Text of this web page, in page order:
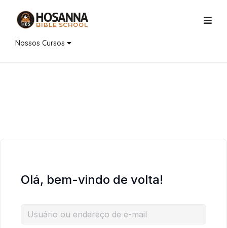
Nossos Cursos
Olá, bem-vindo de volta!